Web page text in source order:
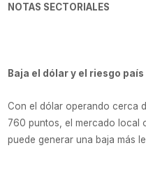
NOTAS SECTORIALES
Baja el dólar y el riesgo
Con el dólar operando cerca
760 puntos, el mercado local
puede generar una baja más